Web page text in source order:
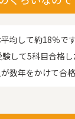
均して約18％で
して5科目合格
数年をかけて合格